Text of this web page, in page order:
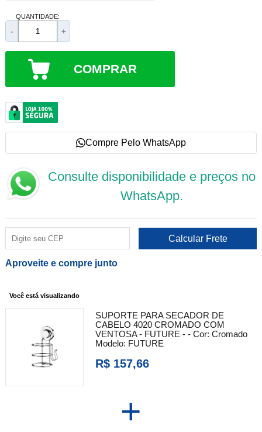
QUANTIDADE:
- +
COMPRAR
Compre Pelo WhatsApp
Consulte disponibilidade e preços no
WhatsApp.
Aproveite e compre junto
Você está visualizando
SUPORTE PARA SECADOR DE
CABELO 4020 CROMADO COM
VENTOSA - FUTURE - - Cor: Cromado
Modelo: FUTURE
R$ 157,66
+